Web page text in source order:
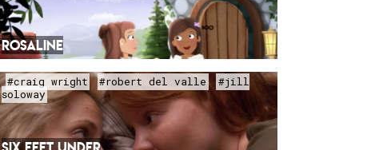
ROSALINE
#craig wright #robert del valle
#jill
soloway